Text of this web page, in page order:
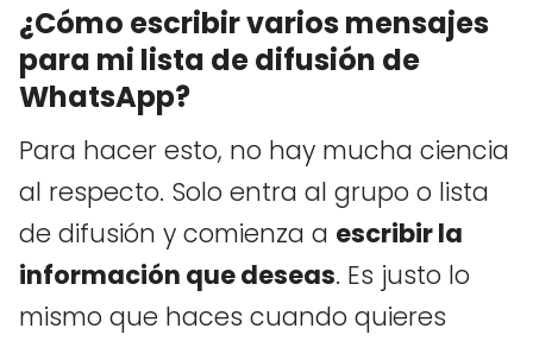
¿Cómo escribir varios mensajes
para mi lista de difusión de
WhatsApp?
Para hacer esto, no hay mucha ciencia
al respecto. Solo entra al grupo o lista
de difusión y comienza a escribir la
información que deseas. Es justo lo
mismo que haces cuando quieres